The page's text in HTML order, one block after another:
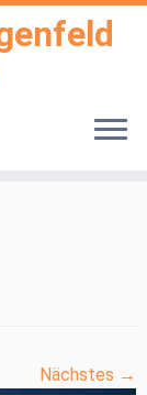
Nächstes →